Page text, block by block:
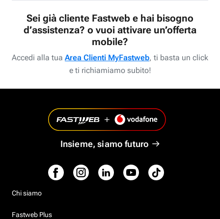
Sei già cliente Fastweb e hai bisogno
d’assistenza? o vuoi attivare un’offerta
mobile?
Accedi alla tua Area Clienti MyFastweb, ti basta un click
e ti richiamiamo subito!
Insieme, siamo futuro
Chi siamo
Fastweb Plus